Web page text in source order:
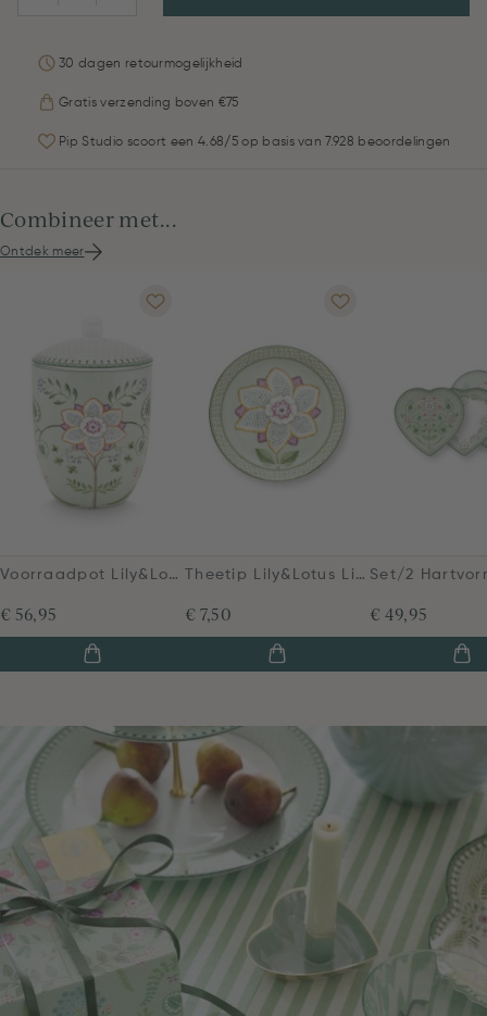
30 dagen retourmogelijkheid
Gratis verzending boven €75
Pip Studio scoort een 4.68/5 op basis van 7.928 beoordelingen
Combineer met...
Ontdek meer
Voorraadpot Lily&Lotus Licht Groen
€ 56,95
Theetip Lily&Lotus Licht Groen
€ 7,50 € 49,95